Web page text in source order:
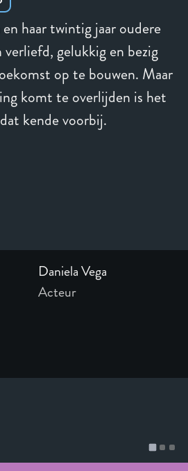
haar twintig jaar oudere
gelukkig en bezig
op te bouwen. Maar
komt te overlijden is het
kende voorbij.
Daniela Vega
Acteur